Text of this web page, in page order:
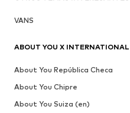
VANS
ABOUT YOU X INTERNATIONAL
About You República Checa
About You Chipre
About You Suiza (en)